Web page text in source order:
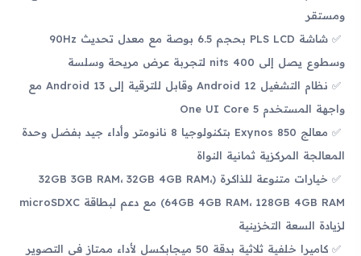
ومستقر
شاشة PLS LCD بحجم 6.5 بوصة مع معدل تحديث 90Hz
وسطوع يصل إلى 400 nits لتجربة عرض مريحة وسلسة
نظام التشغيل Android 12 وقابل للترقية إلى Android 13 مع
واجهة المستخدم One UI Core 5
معالج Exynos 850 بتكنولوجيا 8 نانومتر وأداء جيد بفضل وحدة
المعالجة المركزية ثمانية النواة
خيارات متنوعة للذاكرة (32GB 3GB RAM، 32GB 4GB RAM،
64GB 4GB RAM، 128GB 4GB RAM) مع دعم لبطاقة microSDXC
لزيادة السعة التخزينية
كاميرا خلفية ثلاثية بدقة 50 ميجابكسل لأداء ممتاز في التصوير